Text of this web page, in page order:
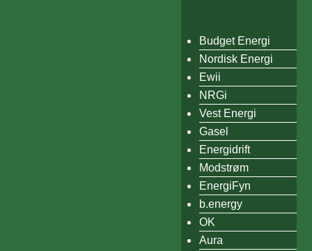
Budget Energi
Nordisk Energi
Ewii
NRGi
Vest Energi
Gasel
Energidrift
Modstrøm
EnergiFyn
b.energy
OK
Aura